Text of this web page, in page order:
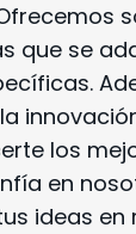
que se
los
en
ideas en